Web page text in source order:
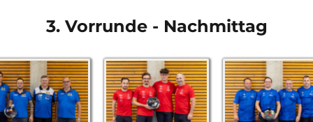
3. Vorrunde - Nachmittag